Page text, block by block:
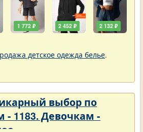
1 772 ₽ 2 452 ₽ 2 132 ₽
детское одежда белье.
выбор по
1183. Девочкам -